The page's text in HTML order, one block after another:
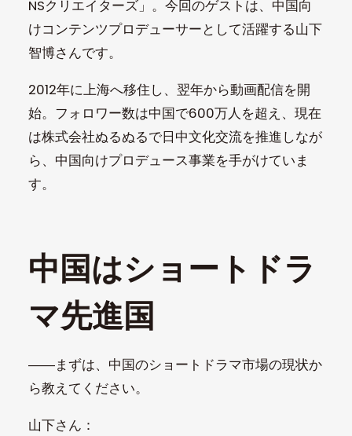
NSクリエイターズ」。今回のゲストは、中国向
けコンテンツプロデューサーとして活躍する山下
智博さんです。
2012年に上海へ移住し、翌年から動画配信を開
始。フォロワー数は中国で600万人を超え、現在
は株式会社ぬるぬるで日中文化交流を推進しなが
ら、中国向けプロデュース事業を手がけていま
す。
中国はショートドラ
マ先進国
――まずは、中国のショートドラマ市場の現状か
ら教えてください。
山下さん：